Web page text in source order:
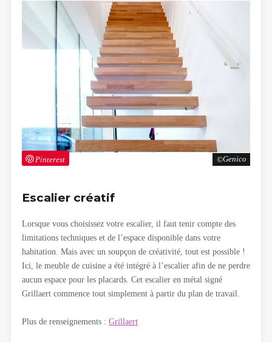
Genico
Pinterest
Escalier créatif
Lorsque vous choisissez votre escalier, il faut tenir compte des
limitations techniques et de l’espace disponible dans votre
habitation. Mais avec un soupçon de créativité, tout est possible !
Ici, le meuble de cuisine a été intégré à l’escalier afin de ne perdre
aucun espace pour les placards. Cet escalier en métal signé
Grillaert commence tout simplement à partir du plan de travail.
Plus de renseignements : Grillaert